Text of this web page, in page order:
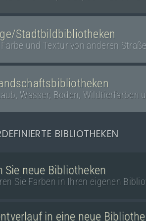
Stadtbildbibliotheken
und Textur von anderen
Wasser, Boden, Wildtierfarben
BIBLIOTHEKEN
Sie neue Bibliotheken
Sie Farben in Ihren eigenen
in eine neue